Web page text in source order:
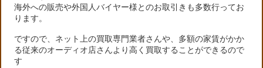
海外への販売や外国人バイヤー様とのお取引きも多数行ってお
ります。
ですので、ネット上の買取専門業者さんや、多額の家賃がかか
る従来のオーディオ店さんより高く買取することができるので
す